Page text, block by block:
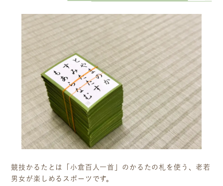
ギャラリー
イベント
店舗一覧
コラム
動画コンテンツ
企業情報
ビジョン
沿革
サステナビリティ
プレスリリース
競技かるたとは「小倉百人一首」のかるたの札を使う、老若
男女が楽しめるスポーツです。